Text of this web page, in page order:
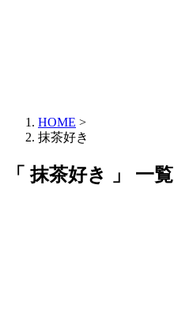
HOME >
抹茶好き
「 抹茶好き 」 一覧